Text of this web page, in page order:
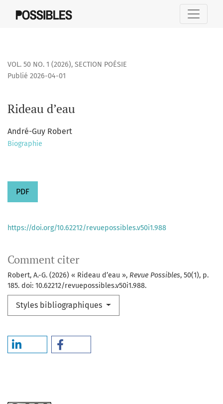
VOL. 50 NO. 1 (2026), SECTION POÉSIE
Rideau d’eau
Publié 2026-04-01
André-Guy Robert
Biographie
PDF
Comment citer
Robert, A.-G. (2026) « Rideau d’eau », Revue Possibles, 50(1), p.
185. doi: 10.62212/revuepossibles.v50i1.988.
Styles bibliographiques
https://doi.org/10.62212/revuepossibles.v50i1.988